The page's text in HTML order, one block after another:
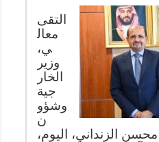
التقى
معال
ي،
وزير
الخار
جية
وشؤو
ن
الزنداني، اليوم،